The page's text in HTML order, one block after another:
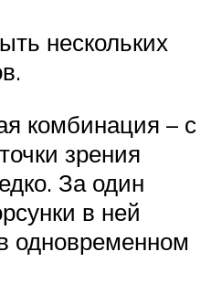
нескольких
комбинация – с
зрения
За один
в ней
одновременном